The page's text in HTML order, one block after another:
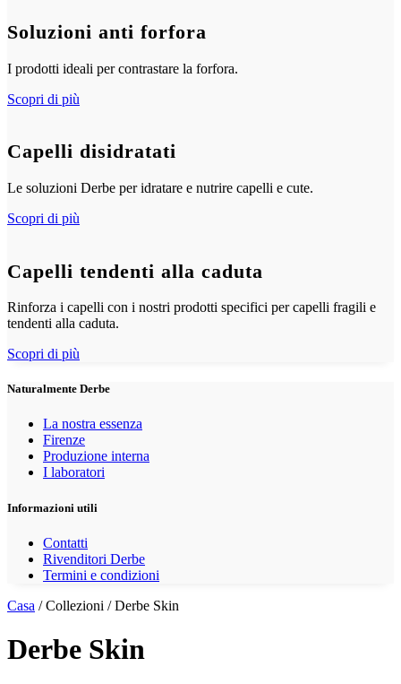
Soluzioni anti forfora
I prodotti ideali per contrastare la forfora.
Scopri di più
Capelli disidratati
Le soluzioni Derbe per idratare e nutrire capelli e cute.
Scopri di più
Capelli tendenti alla caduta
Rinforza i capelli con i nostri prodotti specifici per capelli fragili e
tendenti alla caduta.
Scopri di più
Naturalmente Derbe
La nostra essenza
Firenze
Produzione interna
I laboratori
Informazioni utili
Contatti
Rivenditori Derbe
Termini e condizioni
Casa / Collezioni / Derbe Skin
Derbe Skin